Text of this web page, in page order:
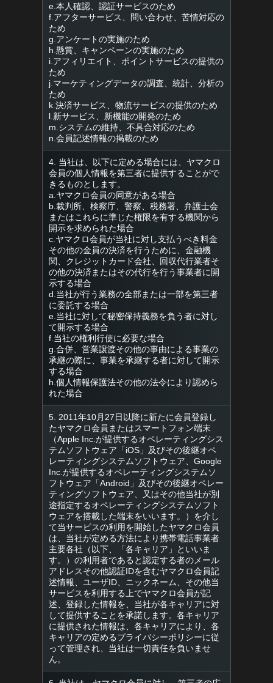
e.本人確認、認証サービスのため
f.アフターサービス、問い合わせ、苦情対応の
ため
g.アンケートの実施のため
h.懸賞、キャンペーンの実施のため
i.アフィリエイト、ポイントサービスの提供の
ため
j.マーケティングデータの調査、統計、分析の
ため
k.決済サービス、物流サービスの提供のため
l.新サービス、新機能の開発のため
m.システムの維持、不具合対応のため
n.会員記述情報の掲載のため
4. 当社は、以下に定める場合には、ヤマクロ
会員の個人情報を第三者に提供することがで
きるものとします。
a.ヤマクロ会員の同意がある場合
b.裁判所、検察庁、警察、税務署、弁護士会
またはこれらに準じた権限を有する機関から
開示を求められた場合
c.ヤマクロ会員が当社に対し支払うべき料金
その他の金員の決済を行うために、金融機
関、クレジットカード会社、回収代行業者そ
の他の決済またはその代行を行う事業者に開
示する場合
d.当社が行う業務の全部または一部を第三者
に委託する場合
e.当社に対して秘密保持義務を負う者に対し
て開示する場合
f.当社の権利行使に必要な場合
g.合併、営業譲渡その他の事由による事業の
承継の際に、事業を承継する者に対して開示
する場合
h.個人情報保護法その他の法令により認めら
れた場合
5. 2011年10月27日以降に新たに会員登録し
たヤマクロ会員またはスマートフォン端末
（Apple Inc.が提供するオペレーティングシス
テムソフトウェア「iOS」及びその後継オペ
レーティングシステムソフトウェア、Google
Inc.が提供するオペレーティングシステムソ
フトウェア「Android」及びその後継オペレー
ティングソフトウェア、又はその他当社が別
途指定するオペレーティングシステムソフト
ウェアを搭載した端末をいいます。）を介し
て当サービスの利用を開始したヤマクロ会員
は、当社が定める方法により携帯電話事業者
主要各社（以下、「各キャリア」といいま
す。）の利用者であると認定する者のメール
アドレスその他認証IDを含むヤマクロ会員記
述情報、ユーザID、ニックネーム、その他当
サービスを利用する上でヤマクロ会員が記
述、登録した情報を、当社が各キャリアに対
して提供することを承諾します。各キャリア
に提供された情報は、各キャリアにより、各
キャリアの定めるプライバシーポリシーに従
って管理され、当社は一切責任を負いませ
ん。